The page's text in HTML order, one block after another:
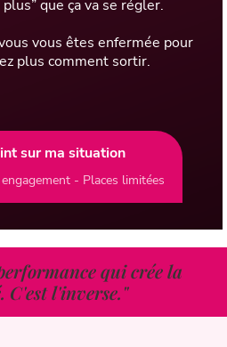
que ça va se régler.
vous êtes enfermée pour
plus comment sortir.
sur ma situation
- Places limitées
qui crée la
C'est l'inverse."